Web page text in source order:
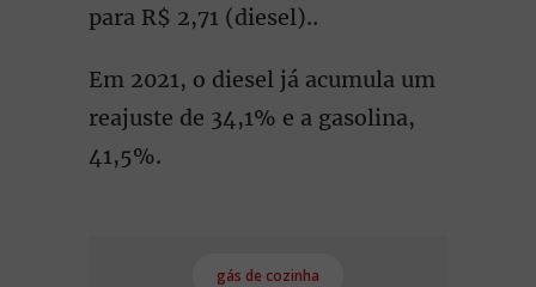
para R$ 2,71 (diesel)..
Em 2021, o diesel já acumula um
reajuste de 34,1% e a gasolina,
41,5%.
gás de cozinha